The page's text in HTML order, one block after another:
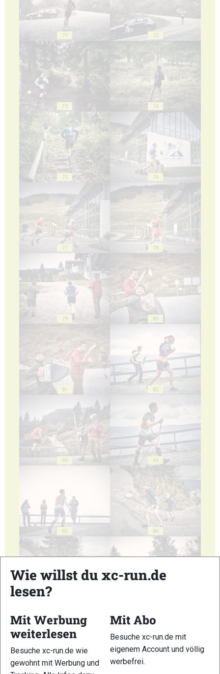
71 72
73 74
75 76
77 78
79 80
81 82
83 84
85 86
89
Wie willst du xc-run.de
lesen?
Mit Werbung
weiterlesen
Besuche xc-run.de wie
gewohnt mit Werbung und
Mit Abo
Besuche xc-run.de mit
eigenem Account und völlig
werbefrei.